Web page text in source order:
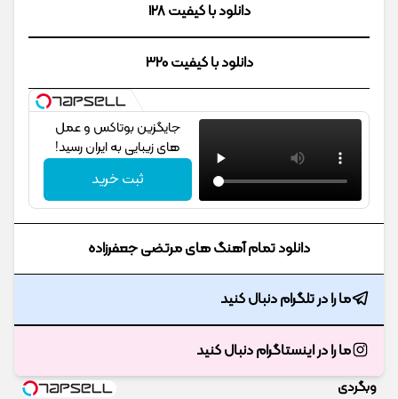
دانلود با کیفیت 128
دانلود با کیفیت 320
جایگزین بوتاکس و عمل
های زیبایی به ایران رسید!
ثبت خرید
دانلود تمام آهنگ های مرتضی جعفرزاده
ما را در تلگرام دنبال کنید
ما را در اینستاگرام دنبال کنید
وبگردی